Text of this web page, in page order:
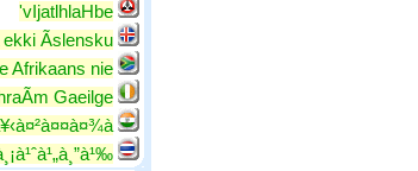
vIjatlhlaHbe'
Ã­slensku.
Afrikaans nie.
Gaeilge.